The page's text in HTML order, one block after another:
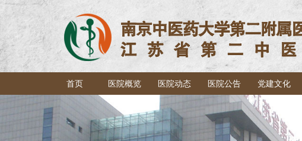
首页 医院概览 医院动态 医院公告 党建文化